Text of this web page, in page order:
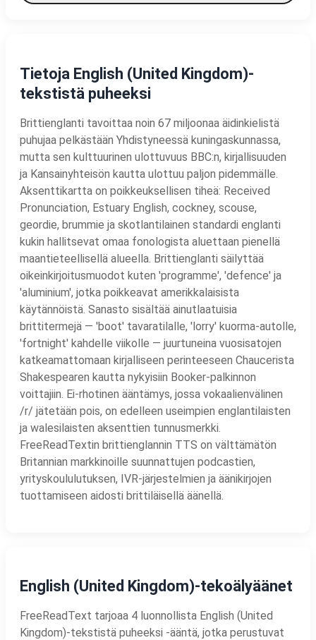
Tietoja English (United Kingdom)-
tekstistä puheeksi
Brittienglanti tavoittaa noin 67 miljoonaa äidinkielistä
puhujaa pelkästään Yhdistyneessä kuningaskunnassa,
mutta sen kulttuurinen ulottuvuus BBC:n, kirjallisuuden
ja Kansainyhteisön kautta ulottuu paljon pidemmälle.
Aksenttikartta on poikkeuksellisen tiheä: Received
Pronunciation, Estuary English, cockney, scouse,
geordie, brummie ja skotlantilainen standardi englanti
kukin hallitsevat omaa fonologista aluettaan pienellä
maantieteellisellä alueella. Brittienglanti säilyttää
oikeinkirjoitusmuodot kuten 'programme', 'defence' ja
'aluminium', jotka poikkeavat amerikkalaisista
käytännöistä. Sanasto sisältää ainutlaatuisia
brittitermejä — 'boot' tavaratilalle, 'lorry' kuorma-autolle,
'fortnight' kahdelle viikolle — juurtuneina vuosisatojen
katkeamattomaan kirjalliseen perinteeseen Chaucerista
Shakespearen kautta nykyisiin Booker-palkinnon
voittajiin. Ei-rhotinen ääntämys, jossa vokaalienvälinen
/r/ jätetään pois, on edelleen useimpien englantilaisten
ja walesilaisten aksenttien tunnusmerkki.
FreeReadTextin brittienglannin TTS on välttämätön
Britannian markkinoille suunnattujen podcastien,
yrityskoululutuksen, IVR-järjestelmien ja äänikirjojen
tuottamiseen aidosti brittiläisellä äänellä.
English (United Kingdom)-tekoälyäänet
FreeReadText tarjoaa 4 luonnollista English (United
Kingdom)-tekstistä puheeksi -ääntä, jotka perustuvat